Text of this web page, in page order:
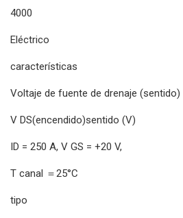
4000
Eléctrico
características
Voltaje de fuente de drenaje (sentido)
V DS(encendido)sentido (V)
ID = 250 A, V GS = +20 V,
T canal ＝25°C
tipo